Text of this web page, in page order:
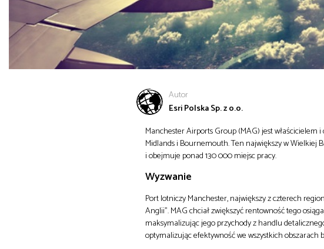
Autor
Esri Polska Sp. z o.o.
Manchester Airports Group (MAG) jest
Midlands i Bournemouth. Ten największy w Wielkiej
i obejmuje ponad 130 000 miejsc pracy.
Wyzwanie
Port lotniczy Manchester, największy z czterech
Anglii”. MAG chciał zwiększyć rentowność tego
maksymalizując jego przychody z handlu
optymalizując efektywność we wszystkich obszarach